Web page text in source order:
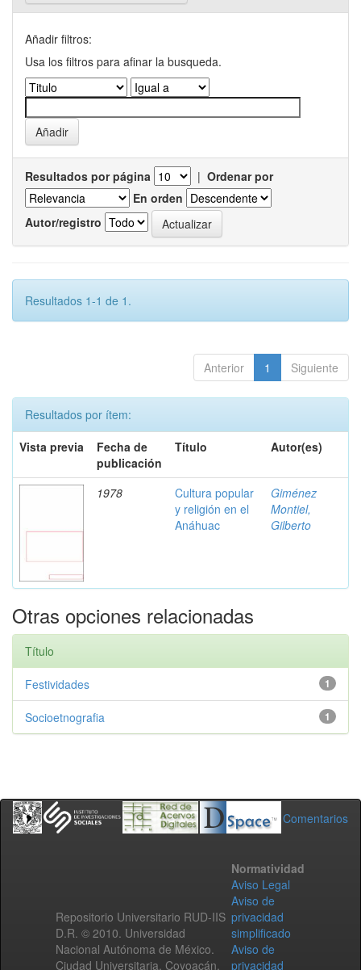
Añadir filtros:
Usa los filtros para afinar la busqueda.
Resultados por página | Ordenar por
En orden
Autor/registro
Resultados 1-1 de 1.
Anterior 1 Siguiente
Resultados por ítem:
Vista previa
Fecha de
publicación
Título Autor(es)
1978
Cultura popular
y religión en el
Anáhuac
Giménez
Montiel,
Gilberto
Otras opciones relacionadas
Título
1
Festividades
1
Socioetnografia
Comentarios
Repositorio Universitario RUD-IIS
D.R. © 2010. Universidad
Nacional Autónoma de México.
Ciudad Universitaria, Coyoacán,
Normatividad
Aviso Legal
Aviso de
privacidad
simplificado
Aviso de
privacidad